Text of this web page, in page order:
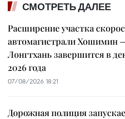
СМОТРЕТЬ ДАЛЕЕ
Расширение участка
автомагистрали Хошимин
Лонгтхань завершится в
2026 года
07/08/2026 18:21
Дорожная полиция